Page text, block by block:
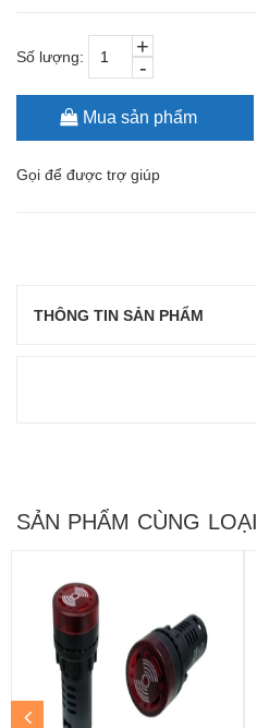
Số lượng: -
+
Mua sản phẩm
Gọi để được trợ giúp
THÔNG TIN SẢN PHẨM
SẢN PHẨM CÙNG LOẠI